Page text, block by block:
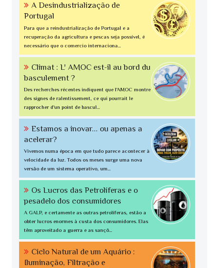
A Desindustrialização de
Portugal
Para que a reindustrialização de Portugal e a
recuperação da agricultura e pescas seja possível, é
necessário que o comercio internaciona...
Climat : L' AMOC est-il au bord du
basculement ?
Des recherches récentes indiquent que l'AMOC montre
des signes de ralentissement, ce qui pourrait le
rapprocher d'un point de bascul...
Estamos a inovar... ou apenas a
acelerar?
Vivemos numa época em que tudo parece acontecer à
velocidade da luz. Todos os meses surge uma nova
versão de um sistema operativo, um...
Os Lucros das Petrolíferas e o
pesadelo dos consumidores
A GALP, e certamente as outras petrolíferas, estão a
obter lucros enormes à custa dos consumidores. Elas
têm aproveitado a guerra e as sançõ...
Ciclo Natural de um Aquário :
Iluminação, Filtração e